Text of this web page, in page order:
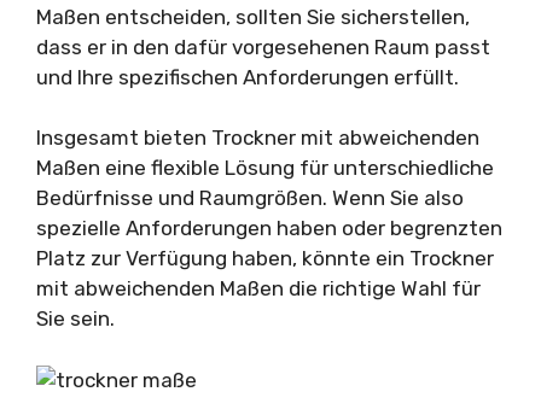
Maßen entscheiden, sollten Sie sicherstellen,
dass er in den dafür vorgesehenen Raum passt
und Ihre spezifischen Anforderungen erfüllt.
Insgesamt bieten Trockner mit abweichenden
Maßen eine flexible Lösung für unterschiedliche
Bedürfnisse und Raumgrößen. Wenn Sie also
spezielle Anforderungen haben oder begrenzten
Platz zur Verfügung haben, könnte ein Trockner
mit abweichenden Maßen die richtige Wahl für
Sie sein.